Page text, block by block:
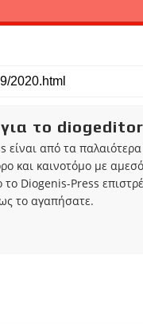
το diogeditor
είναι από τα
και καινοτόμο με
Diogenis-Press
το αγαπήσατε.